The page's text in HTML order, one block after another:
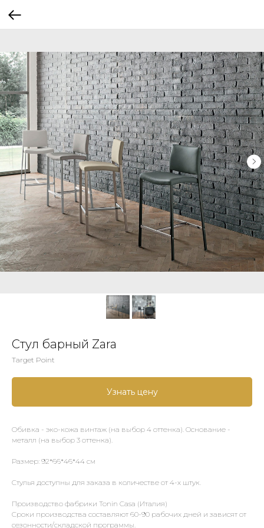
Стул барный Zara
Target Point
Узнать цену
Обивка - эко-кожа винтаж (на выбор 4 оттенка). Основание -
металл (на выбор 3 оттенка).
Размер: 92*66*46*44 см
Стулья доступны для заказа в количестве от 4-х штук.
Производство фабрики Tonin Casa (Италия)
Сроки производства составляют 60-90 рабочих дней и зависят от
сезонности/складской программы.